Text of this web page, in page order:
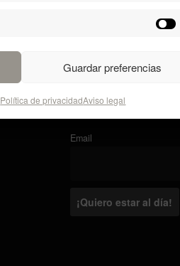
Guardar preferencias
Política de privacidadAviso legal
Recibe la información
Email